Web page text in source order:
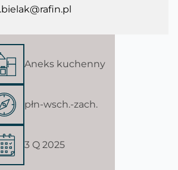
Aneks kuchenny
płn-wsch.-zach.
3 Q 2025